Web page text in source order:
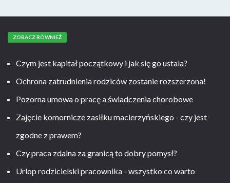
ZOBACZ RÓWNIEŻ
Czym jest kapitał początkowy i jak się go ustala?
Ochrona zatrudnienia rodziców zostanie rozszerzona!
Pozorna umowa o pracę a świadczenia chorobowe
Zajęcie komornicze zasiłku macierzyńskiego - czy jest
zgodne z prawem?
Czy praca zdalna za granicą to dobry pomysł?
Urlop rodzicielski pracownika - wszystko co warto